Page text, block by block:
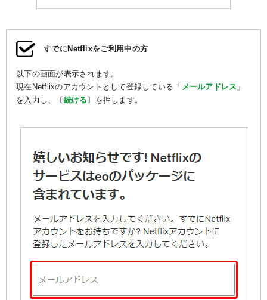
すでにNetflixをご利用中の方
以下の画面が表示されます。
現在Netflixのアカウントとして登録している「 メールアドレス 」
を入力し、〔 続ける 〕を押します。